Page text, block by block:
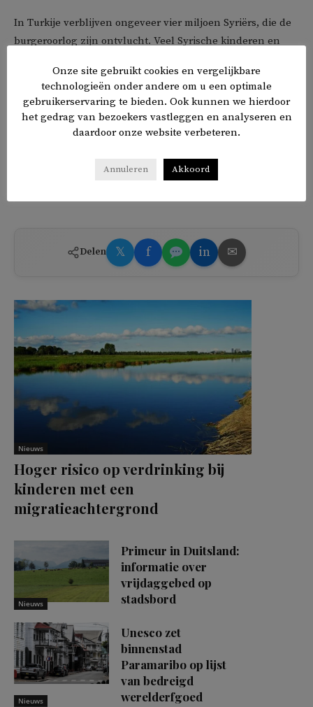
In Turkije verblijven ongeveer vier miljoen Syriërs, die de
burgeroorlog zijn ontvlucht. Veel Syrische kinderen en
vroege leeftijd verlaten.
Ze werden door de Turkse regering tot een aantal jaar
terug coulant behandeld. Die tijden zijn veranderd. De
geproblematiseerd, met name door de Turkse oppositie. De
Delen 𝕏 f in ✉
Nieuws
Hoger risico op verdrinking bij
kinderen met een
migratieachtergrond
Nieuws
Primeur in Duitsland:
informatie over
vrijdaggebed op
stadsbord
Nieuws
Unesco zet
binnenstad
Paramaribo op lijst
van bedreigd
werelderfgoed
Onze site gebruikt cookies en vergelijkbare
technologieën onder andere om u een optimale
gebruikerservaring te bieden. Ook kunnen we hierdoor
het gedrag van bezoekers vastleggen en analyseren en
daardoor onze website verbeteren.
Annuleren Akkoord